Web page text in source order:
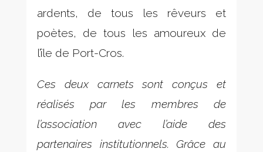
ardents, de tous les rêveurs et
poètes, de tous les amoureux de
l’île de Port-Cros.
Ces deux carnets sont conçus et
réalisés par les membres de
l’association avec l’aide des
partenaires institutionnels. Grâce au